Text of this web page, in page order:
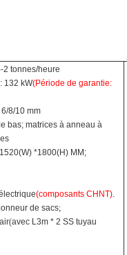
2 tonnes/heure
132 kW(Période de garantie:
8/10 mm
bas; matrices à anneau à
*1800(H) MM;
(composants CHNT).
de sacs;
(avec L3m * 2 SS tuyau